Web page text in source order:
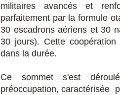
militaires avancés et
parfaitement par la formule
30 escadrons aériens et 30
30 jours). Cette
dans la durée.
Ce sommet s'est
préoccupation, caractérisée